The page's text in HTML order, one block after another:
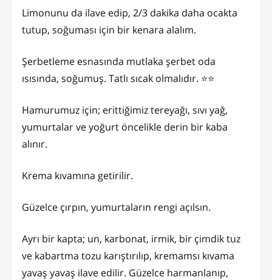
Limonunu da ilave edip, 2/3 dakika daha ocakta
tutup, soğuması için bir kenara alalım.
Şerbetleme esnasında mutlaka şerbet oda
ısısında, soğumuş. Tatlı sıcak olmalıdır. ⭐️⭐️
Hamurumuz için; erittiğimiz tereyağı, sıvı yağ,
yumurtalar ve yoğurt öncelikle derin bir kaba
alınır.
Krema kıvamına getirilir.
Güzelce çırpın, yumurtaların rengi açılsın.
Ayrı bir kapta; un, karbonat, irmik, bir çimdik tuz
ve kabartma tozu karıştırılıp, kremamsı kıvama
yavaş yavaş ilave edilir. Güzelce harmanlanıp,